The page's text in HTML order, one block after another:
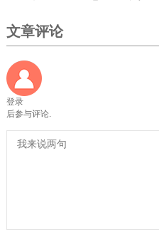
文章评论
登录
后参与评论.